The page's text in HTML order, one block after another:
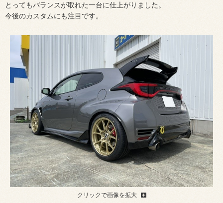
とってもバランスが取れた一台に仕上がりました。
今後のカスタムにも注目です。
クリックで画像を拡大